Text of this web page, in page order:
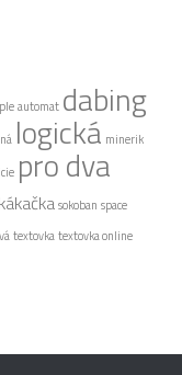
automat dabing
logická minerik
pro dva
sokoban space
textovkatextovka online